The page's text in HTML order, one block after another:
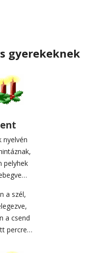
gyerekeknek
nyelvén
pelyhek
a szél,
a csend
percre…